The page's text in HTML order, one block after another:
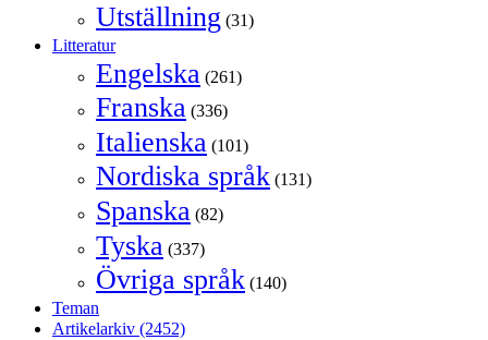
Utställning (31)
Litteratur
Engelska (261)
Franska (336)
Italienska (101)
Nordiska språk (131)
Spanska (82)
Tyska (337)
Övriga språk (140)
Teman
Artikelarkiv (2452)